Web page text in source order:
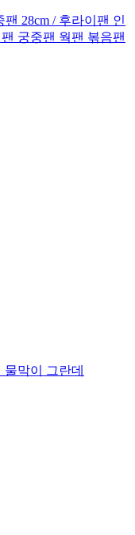
28cm / 후라이팬 인
궁중팬 웍팬 볶음팬
물막이 그란데